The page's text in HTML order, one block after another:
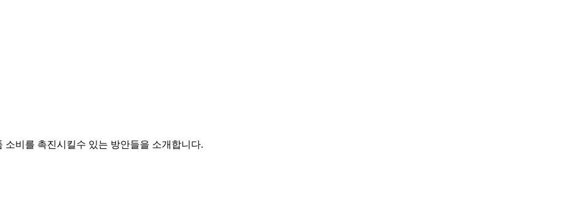
비를 촉진시킬수 있는 방안들을 소개합니다.